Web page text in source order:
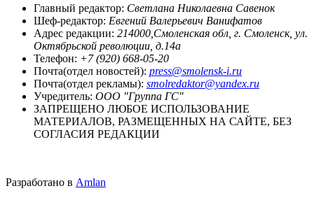
Главный редактор: Светлана Николаевна Савенок
Шеф-редактор: Евгений Валерьевич Ванифатов
Адрес редакции: 214000,Смоленская обл, г. Смоленск, ул.
Октябрьской революции, д.14а
Телефон: +7 (920) 668-05-20
Почта(отдел новостей): press@smolensk-i.ru
Почта(отдел рекламы): smolredaktor@yandex.ru
Учредитель: ООО "Группа ГС"
ЗАПРЕЩЕНО ЛЮБОЕ ИСПОЛЬЗОВАНИЕ
МАТЕРИАЛОВ, РАЗМЕЩЕННЫХ НА САЙТЕ, БЕЗ
СОГЛАСИЯ РЕДАКЦИИ
Разработано в Amlan